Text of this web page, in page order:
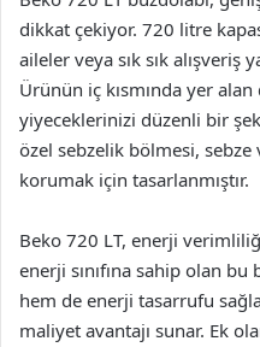
dikkat çekiyor. 720 litre
aileler veya sık sık alışveriş
Ürünün iç kısmında yer
yiyeceklerinizi düzenli bir
özel sebzelik bölmesi,
korumak için tasarlanmıştır.
Beko 720 LT, enerji
enerji sınıfına sahip olan
hem de enerji tasarrufu
maliyet avantajı sunar. Ek